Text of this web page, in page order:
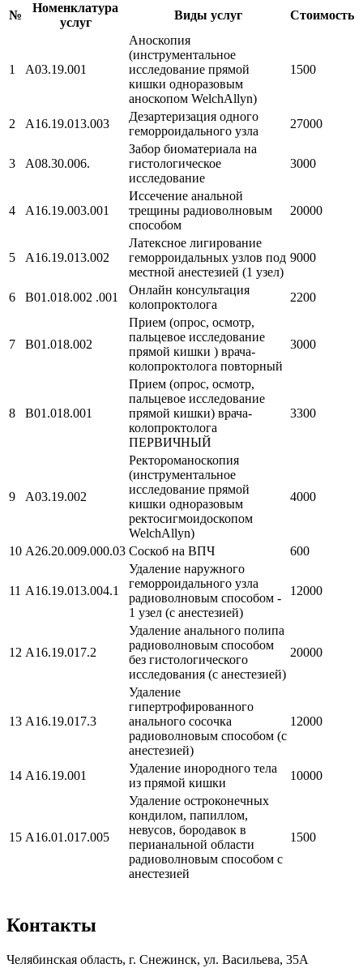
№
Номенклатура
услуг
Виды услуг Стоимость
1 A03.19.001
Аноскопия
(инструментальное
исследование прямой
кишки одноразовым
аноскопом WelchAllyn)
1500
2 A16.19.013.003
Дезартеризация одного
геморроидального узла
27000
3 A08.30.006.
Забор биоматериала на
гистологическое
исследование
3000
4 A16.19.003.001
Иссечение анальной
трещины радиоволновым
способом
20000
5 A16.19.013.002
Латексное лигирование
геморроидальных узлов под
местной анестезией (1 узел)
9000
6 B01.018.002 .001
Онлайн консультация
колопроктолога
2200
7 B01.018.002
Прием (опрос, осмотр,
пальцевое исследование
прямой кишки ) врача-
колопроктолога повторный
3000
8 B01.018.001
Прием (опрос, осмотр,
пальцевое исследование
прямой кишки) врача-
колопроктолога
ПЕРВИЧНЫЙ
3300
9 A03.19.002
Ректороманоскопия
(инструментальное
исследование прямой
кишки одноразовым
ректосигмоидоскопом
WelchAllyn)
4000
10 A26.20.009.000.03 Соскоб на ВПЧ 600
11 A16.19.013.004.1
Удаление наружного
геморроидального узла
радиоволновым способом -
1 узел (c анестезией)
12000
12 A16.19.017.2
Удаление анального полипа
радиоволновым способом
без гистологического
исследования (с анестезией)
20000
13 A16.19.017.3
Удаление
гипертрофированного
анального сосочка
радиоволновым способом (с
анестезией)
12000
14 A16.19.001
Удаление инородного тела
из прямой кишки
10000
15 A16.01.017.005
Удаление остроконечных
кондилом, папиллом,
невусов, бородавок в
перианальной области
радиоволновым способом с
анестезией
1500
Контакты
Челябинская область, г. Снежинск, ул. Васильева, 35А